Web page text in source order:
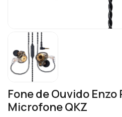
Fone de Ouvido Enzo
Microfone QKZ